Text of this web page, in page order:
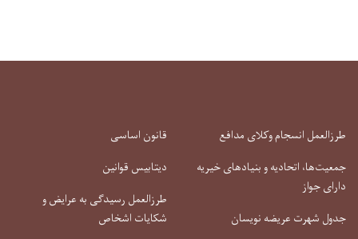
طرزالعمل انسجام وکلای مدافع
جمعیت‌ها، اتحادیه و بنیادهای خیریه
دارای جواز
جدول شهرت عریضه نویسان
قانون اساسی
دیتابیس قوانین
طرزالعمل رسیدگی به عرایض و
شکایات اشخاص